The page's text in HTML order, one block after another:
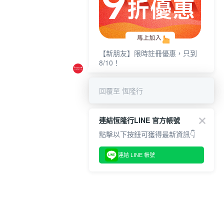
【新朋友】限時註冊優惠，只到
8/10！
回覆至 恆隆行
連結恆隆行LINE 官方帳號
點擊以下按鈕可獲得最新資訊👇
連結 LINE 帳號